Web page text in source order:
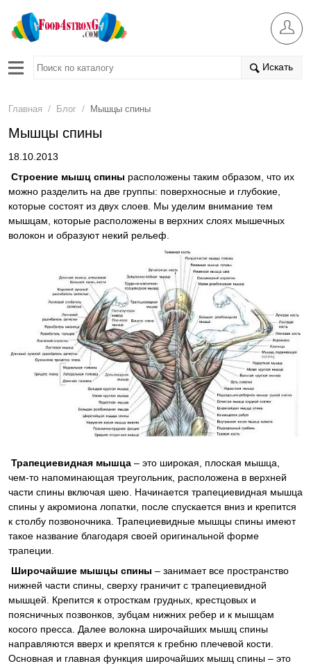
Искать
Главная / Блог / Мышцы спины
Мышцы спины
18.10.2013
Строение мышц спины расположены таким образом, что их
можно разделить на две группы: поверхносные и глубокие,
которые состоят из двух слоев. Мы уделим внимание тем
мышцам, которые расположены в верхних слоях мышечных
волокон и образуют некий рельеф.
Трапециевидная мышца – это широкая, плоская мышца,
чем-то напоминающая треугольник, расположена в верхней
части спины включая шею. Начинается трапециевидная мышца
спины у акромиона лопатки, после спускается вниз и крепится
к столбу позвоночника. Трапециевидные мышцы спины имеют
такое название благодаря своей оригинальной форме
трапеции.
Широчайшие мышцы спины – занимает все пространство
нижней части спины, сверху граничит с трапециевидной
мышцей. Крепится к отросткам грудных, крестцовых и
поясничных позвонков, зубцам нижних ребер и к мышцам
косого пресса. Далее волокна широчайших мышц спины
направляются вверх и крепятся к гребню плечевой кости.
Основная и главная функция широчайших мышц спины – это